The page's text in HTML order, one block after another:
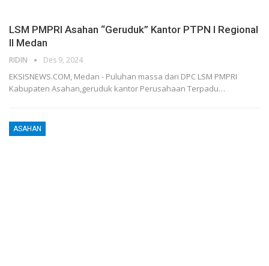
LSM PMPRI Asahan “Geruduk” Kantor PTPN I Regional
II Medan
RIDIN Des 9, 2024
EKSISNEWS.COM, Medan - Puluhan massa dari DPC LSM PMPRI
Kabupaten Asahan,geruduk kantor Perusahaan Terpadu…
ASAHAN